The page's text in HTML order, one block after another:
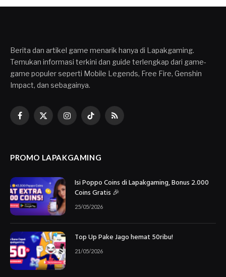
Berita dan artikel game menarik hanya di Lapakgaming.
Temukan informasi terkini dan guide terlengkap dari game-
game populer seperti Mobile Legends, Free Fire, Genshin
Impact, dan sebagainya.
Facebook
X
InstagramTikTokRSS
PROMO LAPAKGAMING
Isi Poppo Coins di Lapakgaming, Bonus 2.000
Coins Gratis 🎉
25/05/2026
Top Up Pake Jago hemat 50ribu!
21/05/2026